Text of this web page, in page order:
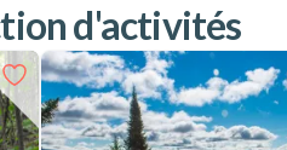
tyroliennes, avec une pause
de détente. Enfin, vous
du retour.
vous garantit de passer un bon
d'activités